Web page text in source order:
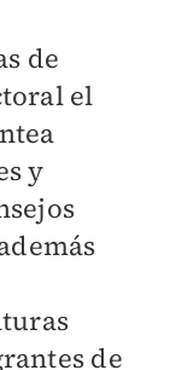
de
el
y
de